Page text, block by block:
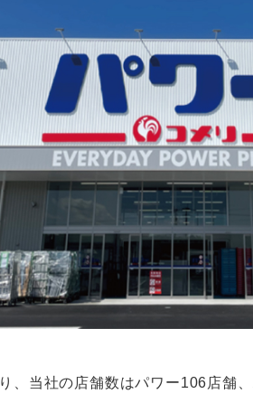
、当社の店舗数はパワー106店舗